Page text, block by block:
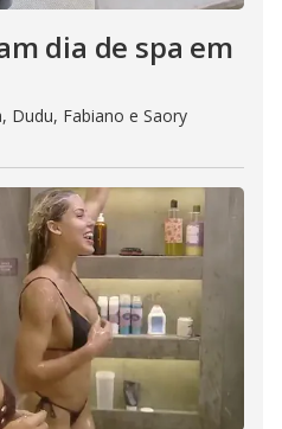
dia de spa em
Dudu, Fabiano e Saory